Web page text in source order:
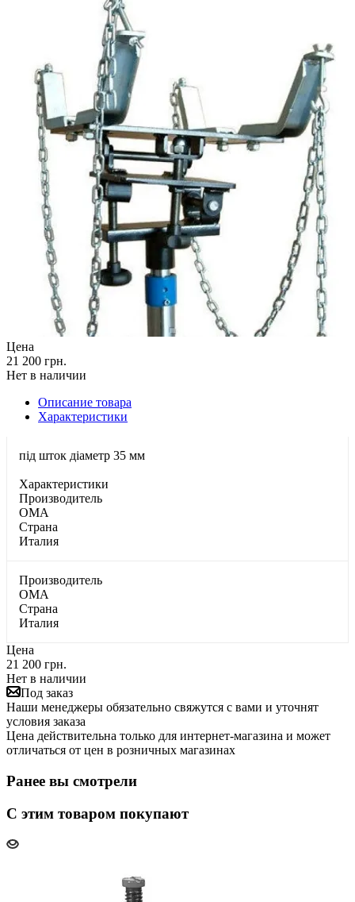
Цена
21 200 грн.
Нет в наличии
Описание товара
Характеристики
під шток діаметр 35 мм
Характеристики
Производитель
OMA
Страна
Италия
Производитель
OMA
Страна
Италия
Цена
21 200 грн.
Нет в наличии
Под заказ
Наши менеджеры обязательно свяжутся с вами и уточнят
условия заказа
Цена действительна только для интернет-магазина и может
отличаться от цен в розничных магазинах
Ранее вы смотрели
С этим товаром покупают